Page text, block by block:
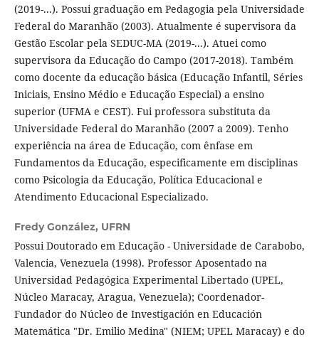
(2019-...). Possui graduação em Pedagogia pela Universidade
Federal do Maranhão (2003). Atualmente é supervisora da
Gestão Escolar pela SEDUC-MA (2019-...). Atuei como
supervisora da Educação do Campo (2017-2018). Também
como docente da educação básica (Educação Infantil, Séries
Iniciais, Ensino Médio e Educação Especial) a ensino
superior (UFMA e CEST). Fui professora substituta da
Universidade Federal do Maranhão (2007 a 2009). Tenho
experiência na área de Educação, com ênfase em
Fundamentos da Educação, especificamente em disciplinas
como Psicologia da Educação, Política Educacional e
Atendimento Educacional Especializado.
Fredy González, UFRN
Possui Doutorado em Educação - Universidade de Carabobo,
Valencia, Venezuela (1998). Professor Aposentado na
Universidad Pedagógica Experimental Libertado (UPEL,
Núcleo Maracay, Aragua, Venezuela); Coordenador-
Fundador do Núcleo de Investigación en Educación
Matemática "Dr. Emilio Medina" (NIEM; UPEL Maracay) e do